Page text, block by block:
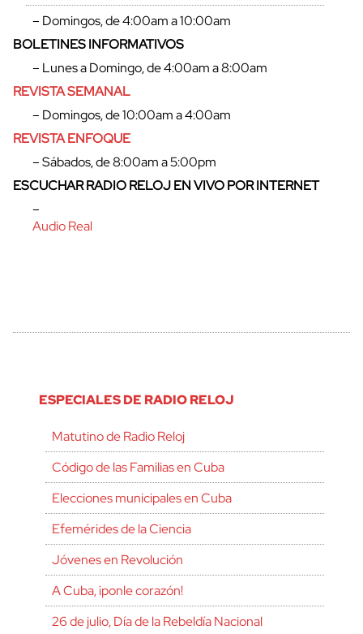
cerrar
– Domingos, de 4:00am a 10:00am
BOLETINES INFORMATIVOS
– Lunes a Domingo, de 4:00am a 8:00am
REVISTA SEMANAL
– Domingos, de 10:00am a 4:00am
REVISTA ENFOQUE
– Sábados, de 8:00am a 5:00pm
ESCUCHAR RADIO RELOJ EN VIVO POR INTERNET
–
Audio Real
ESPECIALES DE RADIO RELOJ
Matutino de Radio Reloj
Código de las Familias en Cuba
Elecciones municipales en Cuba
Efemérides de la Ciencia
Jóvenes en Revolución
A Cuba, ¡ponle corazón!
26 de julio, Día de la Rebeldía Nacional